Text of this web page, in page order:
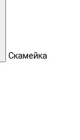
Скамейка